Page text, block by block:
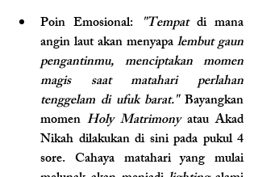
Poin Emosional: "Tempat di mana
angin laut akan menyapa lembut gaun
pengantinmu, menciptakan momen
magis saat matahari perlahan
tenggelam di ufuk barat." Bayangkan
momen Holy Matrimony atau Akad
Nikah dilakukan di sini pada pukul 4
sore. Cahaya matahari yang mulai